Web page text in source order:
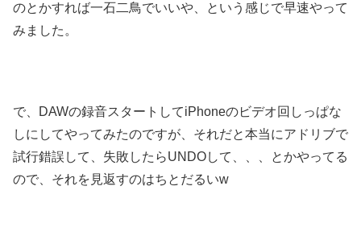
のとかすれば一石二鳥でいいや、という感じで早速やって
みました。
で、DAWの録音スタートしてiPhoneのビデオ回しっぱな
しにしてやってみたのですが、それだと本当にアドリブで
試行錯誤して、失敗したらUNDOして、、、とかやってる
ので、それを見返すのはちとだるいw